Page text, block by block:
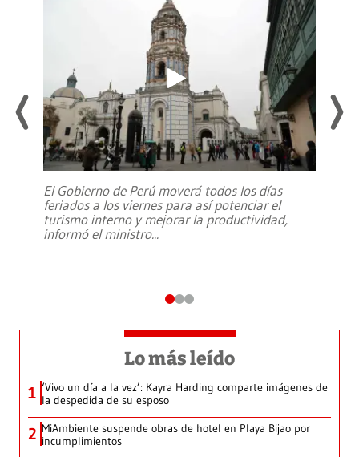
El Gobierno de Perú moverá todos los días
feriados a los viernes para así potenciar el
turismo interno y mejorar la productividad,
informó el ministro...
Lo más leído
1 ‘Vivo un día a la vez’: Kayra Harding comparte imágenes de
la despedida de su esposo
2 MiAmbiente suspende obras de hotel en Playa Bijao por
incumplimientos